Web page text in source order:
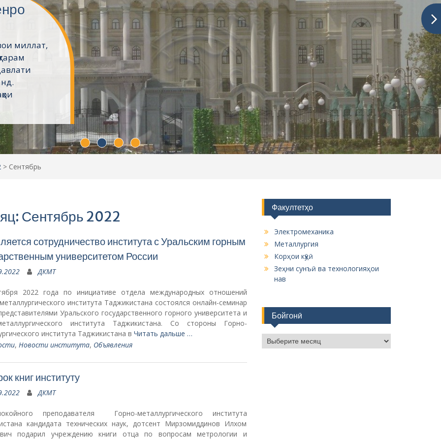
миллат,
> Сентябрь
Сентябрь 2022
сотрудничество института с Уральским горным
университетом России
ДКМТ
2022 года по инициативе отдела международных отношений
института Таджикистана состоялся онлайн-семинар
Уральского государственного горного университета и
института Таджикистана. Со стороны Горно-
института Таджикистана в Читать дальше …
, Новости института, Объявления
книг институту
ДКМТ
преподавателя Горно-металлургического института
кандидата технических наук, дотсент Мирзомиддинов Илхом
подарил учреждению книги отца по вопросам метрологии и
Факултетҳо
Электромеханика
Металлургия
Корҳои кӯҳӣ
Зеҳни сунъӣ ва технологияҳои
нав
Бойгонӣ
о